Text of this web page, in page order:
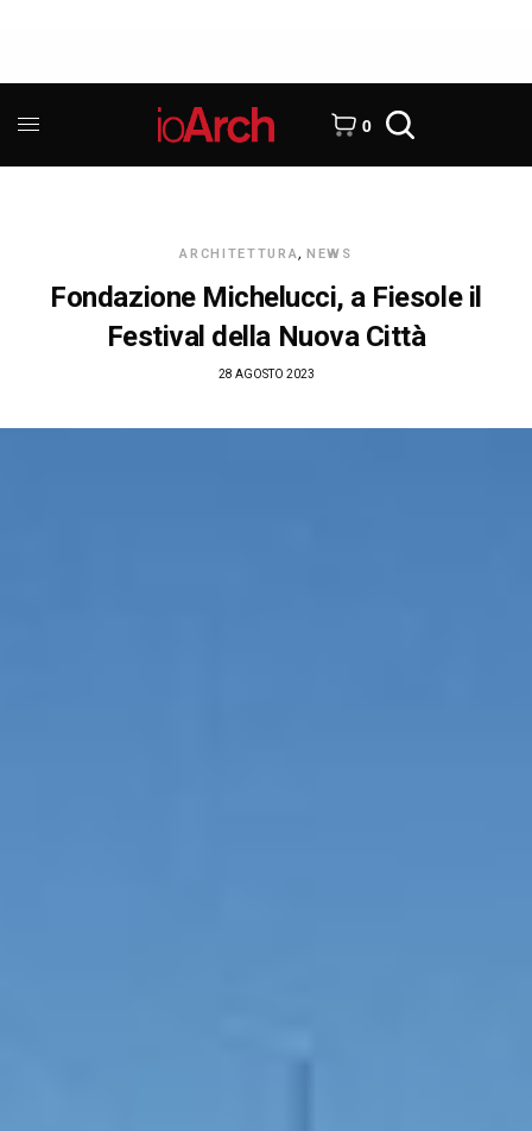
0
ARCHITETTURA, NEWS
Fondazione Michelucci, a Fiesole il
Festival della Nuova Città
28 AGOSTO 2023